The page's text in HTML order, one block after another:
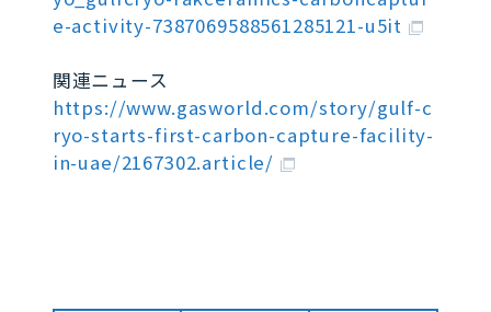
e-activity-7387069588561285121-u5it
関連ニュース
https://www.gasworld.com/story/gulf-c
ryo-starts-first-carbon-capture-facility-
in-uae/2167302.article/